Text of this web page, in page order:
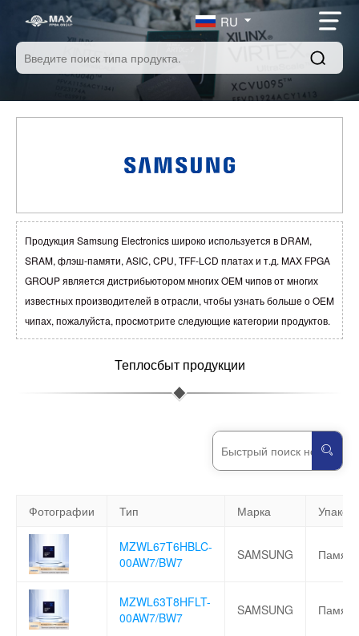
RU
Продукция Samsung Electronics широко используется в DRAM,
SRAM, флэш-памяти, ASIC, CPU, TFF-LCD платах и т.д. MAX FPGA
GROUP является дистрибьютором многих OEM чипов от многих
известных производителей в отрасли, чтобы узнать больше о OEM
чипах, пожалуйста, просмотрите следующие категории продуктов.
Теплосбыт продукции
Фотографии Тип Марка
MZWL67T6HBLC-
00AW7/BW7
SAMSUNG Память
MZWL63T8HFLT-
00AW7/BW7
SAMSUNG Память